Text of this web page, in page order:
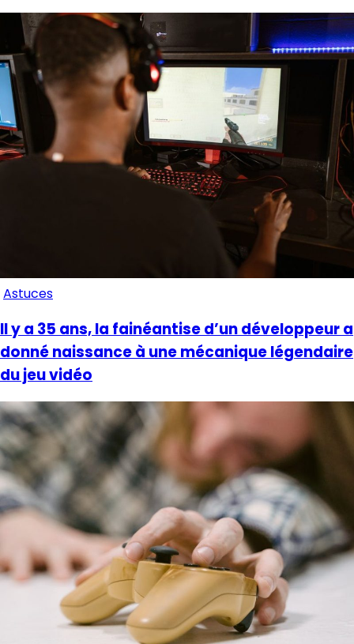
Astuces
Il y a 35 ans, la fainéantise d’un développeur a
donné naissance à une mécanique légendaire
du jeu vidéo